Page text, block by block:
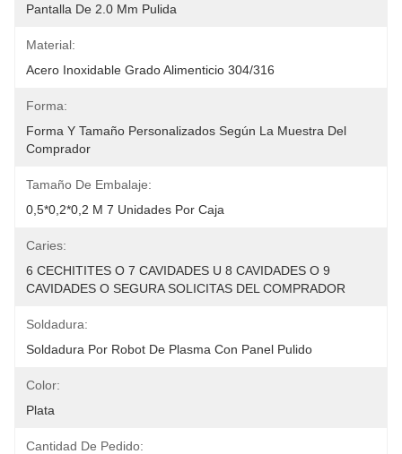
Pantalla De 2.0 Mm Pulida
Material:
Acero Inoxidable Grado Alimenticio 304/316
Forma:
Forma Y Tamaño Personalizados Según La Muestra Del
Comprador
Tamaño De Embalaje:
0,5*0,2*0,2 M 7 Unidades Por Caja
Caries:
6 CECHITITES O 7 CAVIDADES U 8 CAVIDADES O 9
CAVIDADES O SEGURA SOLICITAS DEL COMPRADOR
Soldadura:
Soldadura Por Robot De Plasma Con Panel Pulido
Color:
Plata
Cantidad De Pedido: